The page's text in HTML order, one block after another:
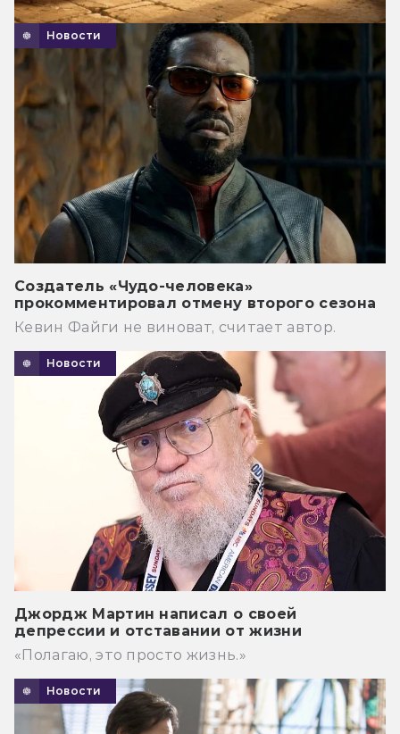
Новости
Создатель «Чудо-человека»
прокомментировал отмену второго сезона
Кевин Файги не виноват, считает автор.
Новости
Джордж Мартин написал о своей
депрессии и отставании от жизни
«Полагаю, это просто жизнь.»
Новости